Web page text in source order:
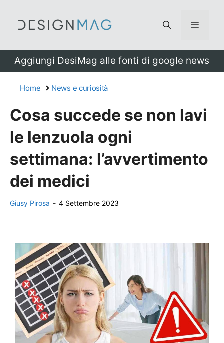
Menu
Aggiungi DesiMag alle fonti di google news
Home News e curiosità
Cosa succede se non lavi
le lenzuola ogni
settimana: l’avvertimento
dei medici
Giusy Pirosa - 4 Settembre 2023